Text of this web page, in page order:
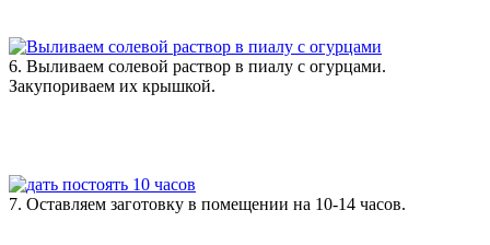
6. Выливаем солевой раствор в пиалу с огурцами.
Закупориваем их крышкой.
7. Оставляем заготовку в помещении на 10-14 часов.